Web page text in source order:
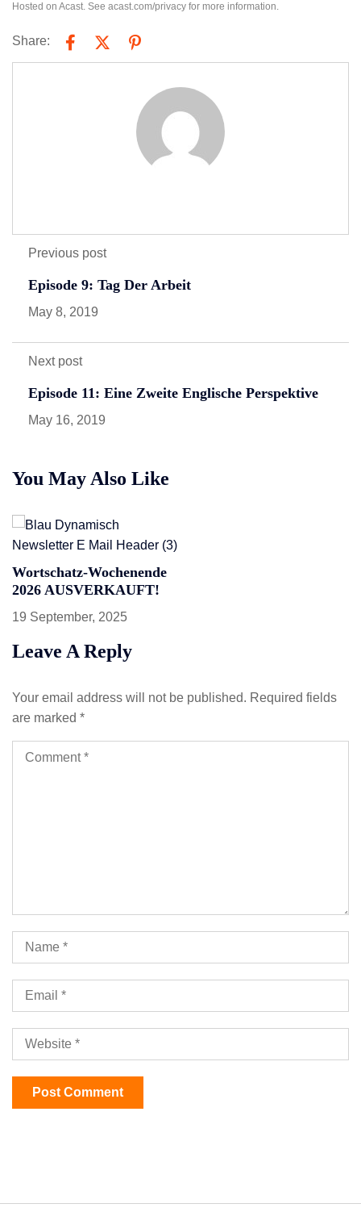
Hosted on Acast. See acast.com/privacy for more information.
Share:
Previous post
Episode 9: Tag Der Arbeit
May 8, 2019
Next post
Episode 11: Eine Zweite Englische Perspektive
May 16, 2019
You May Also Like
Wortschatz-Wochenende
2026 AUSVERKAUFT!
19 September, 2025
Leave A Reply
Your email address will not be published. Required fields
are marked *